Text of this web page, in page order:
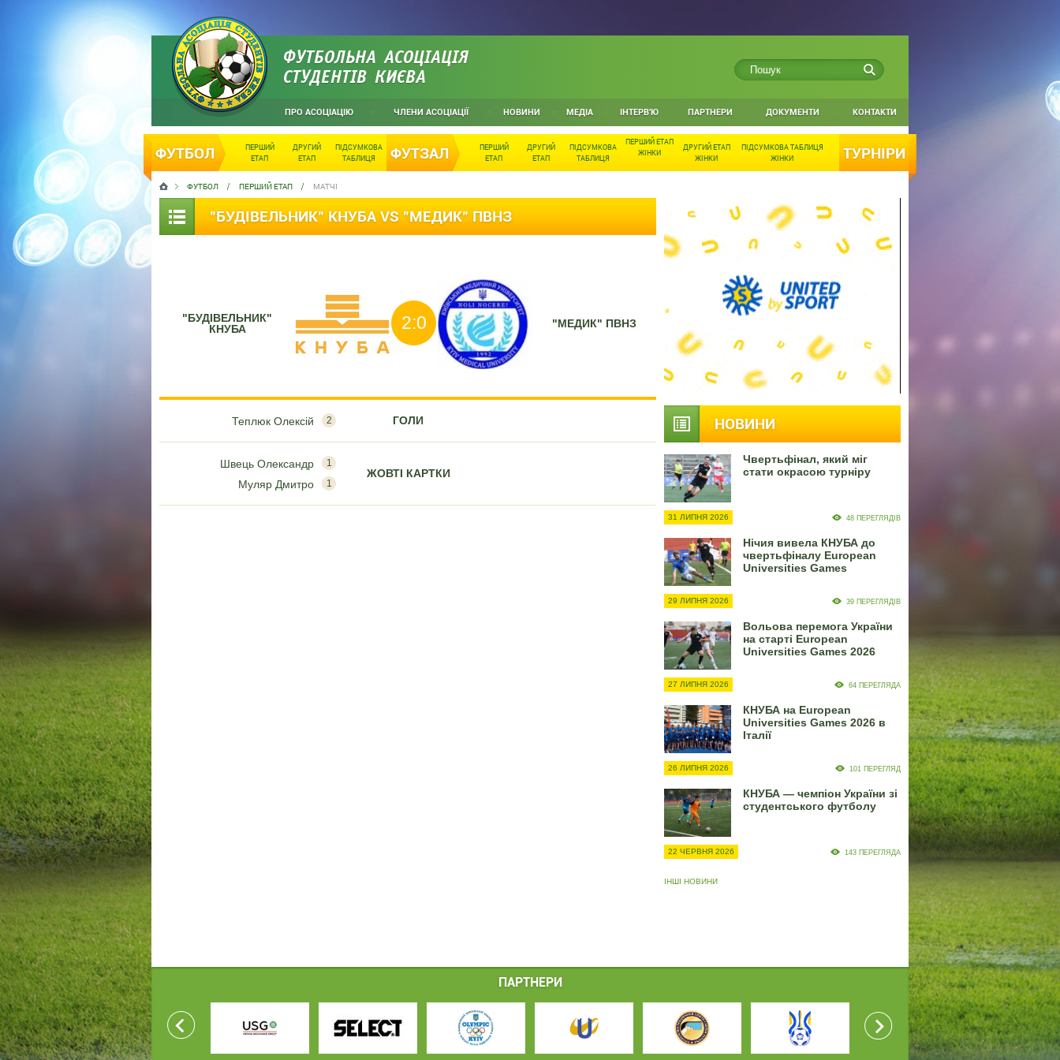
ФУТБОЛЬНА АСОЦІАЦІЯ
СТУДЕНТІВ КИЄВА
ПРО АСОЦІАЦІЮ ЧЛЕНИ АСОЦІАЦІЇ НОВИНИ МЕДІА ІНТЕРВ'Ю ПАРТНЕРИ ДОКУМЕНТИ КОНТАКТИ
ФУТБОЛ
ПЕРШИЙ
ЕТАП
ДРУГИЙ
ЕТАП
ПІДСУМКОВА
ТАБЛИЦЯ
ФУТЗАЛ
ПЕРШИЙ
ЕТАП
ДРУГИЙ
ЕТАП
ПІДСУМКОВА
ТАБЛИЦЯ
ПЕРШИЙ ЕТАП
ЖІНКИ
ДРУГИЙ ЕТАП
ЖІНКИ
ПІДСУМКОВА ТАБЛИЦЯ
ЖІНКИ
ТУРНІРИ
ФУТБОЛ ПЕРШИЙ ЕТАП МАТЧІ
"БУДІВЕЛЬНИК" КНУБА VS "МЕДИК" ПВНЗ
"БУДІВЕЛЬНИК"
КНУБА
2:0 "МЕДИК" ПВНЗ
2
Теплюк Олексій ГОЛИ
1
Швець Олександр
1
Муляр Дмитро
ЖОВТІ КАРТКИ
НОВИНИ
Чвертьфінал, який міг
стати окрасою турніру
31 ЛИПНЯ 2026 48 ПЕРЕГЛЯДІВ
Нічия вивела КНУБА до
чвертьфіналу European
Universities Games
29 ЛИПНЯ 2026 39 ПЕРЕГЛЯДІВ
Вольова перемога України
на старті European
Universities Games 2026
27 ЛИПНЯ 2026 64 ПЕРЕГЛЯДА
КНУБА на European
Universities Games 2026 в
Італії
26 ЛИПНЯ 2026 101 ПЕРЕГЛЯД
КНУБА — чемпіон України зі
студентського футболу
22 ЧЕРВНЯ 2026 143 ПЕРЕГЛЯДА
ІНШІ НОВИНИ
ПАРТНЕРИ